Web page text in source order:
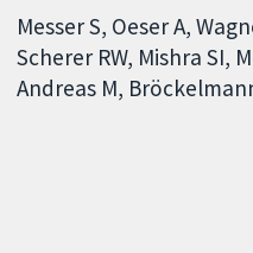
Messer S Oeser A
Scherer RW Mishra SI
Andreas M